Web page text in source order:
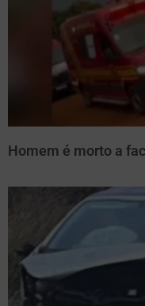
Homem é morto a